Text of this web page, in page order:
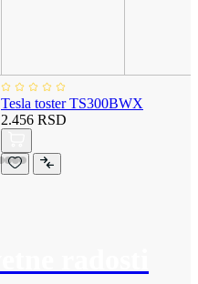
Tesla toster TS300BWX
2.456 RSD